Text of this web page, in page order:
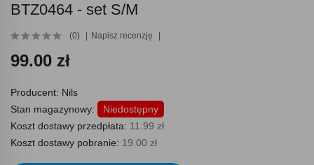
BTZ0464 - set S/M
(0) Napisz recenzję
99.00 zł
Producent: Nils
Stan magazynowy:
Niedostępny
Koszt dostawy przedpłata: 11.99 zł
Koszt dostawy pobranie: 19.00 zł